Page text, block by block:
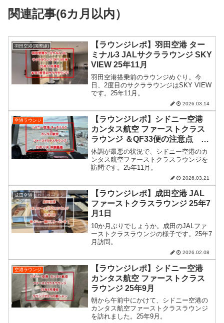
関連記事(6カ月以内）
羽田空港(国際線)
【ラウンジレポ】羽田空港 ター
ミナル3 JALサクララウンジ SKY
VIEW 25年11月
羽田空港搭乗前のラウンジめぐり。今
日、2度目のサクララウンジはSKY VIEW
です。25年11月。
2026.03.14
空港ラウンジ
【ラウンジレポ】シドニー空港
カンタス航空 ファーストクラス
ラウンジ ＆QF33便の注意点 25
年11月
体調が最悪の状況で、シドニー空港のカ
ンタス航空ファーストクラスラウンジを
訪問です。25年11月。
2026.03.21
成田空港
【ラウンジレポ】成田空港 JAL
ファーストクラスラウンジ 25年7
月1日
10か月ぶりでしょうか。成田のJALファ
ーストクラスラウンジの様子です。25年7
月訪問。
2026.02.08
空港ラウンジ
【ラウンジレポ】シドニー空港
カンタス航空 ファーストクラス
ラウンジ 25年9月
朝から午前中にかけて、シドニー空港の
カンタス航空ファーストクラスラウンジ
を訪れました。25年9月。